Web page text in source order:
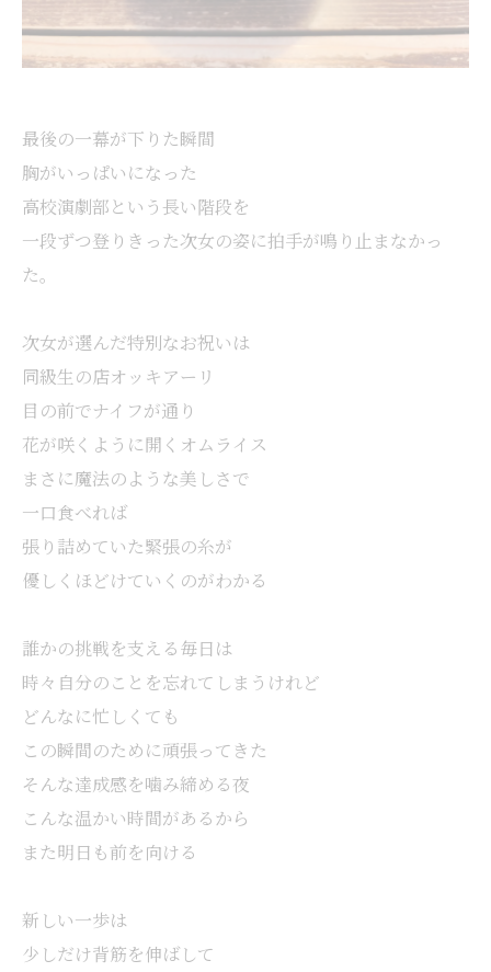
最後の一幕が下りた瞬間
胸がいっぱいになった
高校演劇部という長い階段を
一段ずつ登りきった次女の姿に拍手が鳴り止まなかっ
た。
次女が選んだ特別なお祝いは
同級生の店オッキアーリ
目の前でナイフが通り
花が咲くように開くオムライス
まさに魔法のような美しさで
一口食べれば
張り詰めていた緊張の糸が
優しくほどけていくのがわかる
誰かの挑戦を支える毎日は
時々自分のことを忘れてしまうけれど
どんなに忙しくても
この瞬間のために頑張ってきた
そんな達成感を噛み締める夜
こんな温かい時間があるから
また明日も前を向ける
新しい一歩は
少しだけ背筋を伸ばして